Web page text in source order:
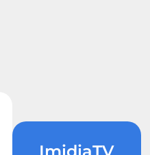
ImidiaTV